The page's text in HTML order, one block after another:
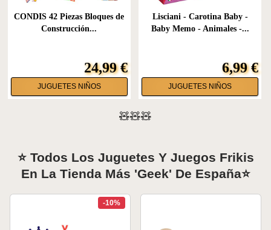
CONDIS 42 Piezas Bloques de
Construcción...
24,99 €
JUGUETES NIÑOS
Lisciani - Carotina Baby -
Baby Memo - Animales -...
6,99 €
JUGUETES NIÑOS
🧸🧸🧸
⭐ Todos Los Juguetes Y Juegos Frikis
En La Tienda Más 'geek' De España⭐
-10%